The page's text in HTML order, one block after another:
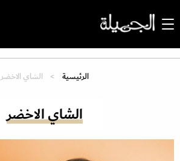
الرئيسية الشاي الاخضر
الشاي الاخضر